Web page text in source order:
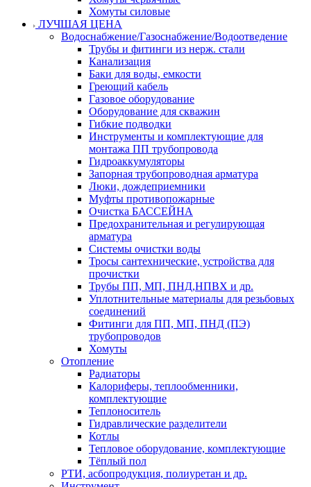
Хомуты силовые
ЛУЧШАЯ ЦЕНА
Водоснабжение/Газоснабжение/Водоотведение
Трубы и фитинги из нерж. стали
Канализация
Баки для воды, емкости
Греющий кабель
Газовое оборудование
Оборудование для скважин
Гибкие подводки
Инструменты и комплектующие для
монтажа ПП трубопровода
Гидроаккумуляторы
Запорная трубопроводная арматура
Люки, дождеприемники
Муфты противопожарные
Очистка БАССЕЙНА
Предохранительная и регулирующая
арматура
Системы очистки воды
Тросы сантехнические, устройства для
прочистки
Трубы ПП, МП, ПНД,НПВХ и др.
Уплотнительные материалы для резьбовых
соединений
Фитинги для ПП, МП, ПНД (ПЭ)
трубопроводов
Хомуты
Отопление
Радиаторы
Калориферы, теплообменники,
комплектующие
Теплоноситель
Гидравлические разделители
Котлы
Тепловое оборудование, комплектующие
Тёплый пол
РТИ, асбопродукция, полиуретан и др.